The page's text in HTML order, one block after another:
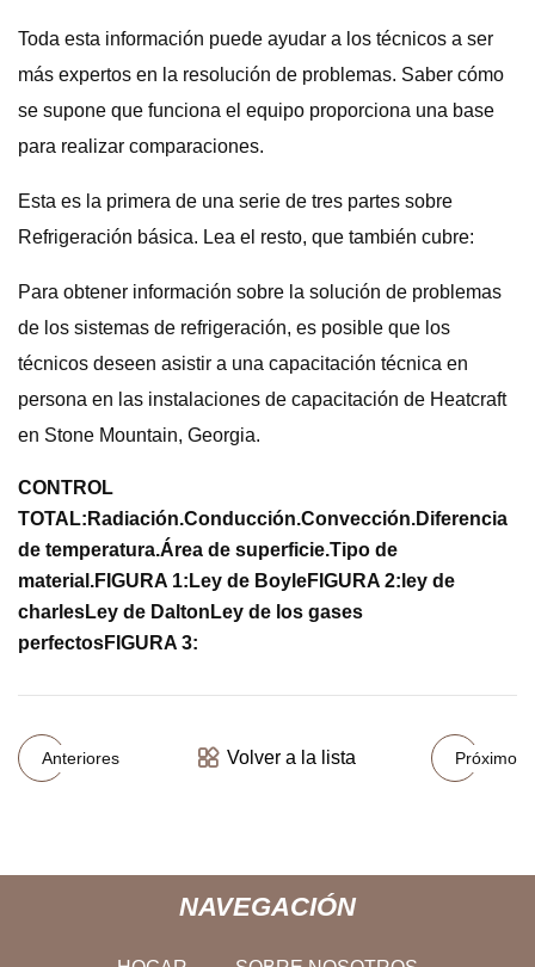
Toda esta información puede ayudar a los técnicos a ser
más expertos en la resolución de problemas. Saber cómo
se supone que funciona el equipo proporciona una base
para realizar comparaciones.
Esta es la primera de una serie de tres partes sobre
Refrigeración básica. Lea el resto, que también cubre:
Para obtener información sobre la solución de problemas
de los sistemas de refrigeración, es posible que los
técnicos deseen asistir a una capacitación técnica en
persona en las instalaciones de capacitación de Heatcraft
en Stone Mountain, Georgia.
CONTROL
TOTAL: Radiación.Conducción.Convección.Diferencia
de temperatura.Área de superficie.Tipo de
material.FIGURA 1: Ley de BoyleFIGURA 2: ley de
charlesLey de Dalton Ley de los gases
perfectosFIGURA 3:
Anteriores Volver a la lista Próximo
NAVEGACIÓN